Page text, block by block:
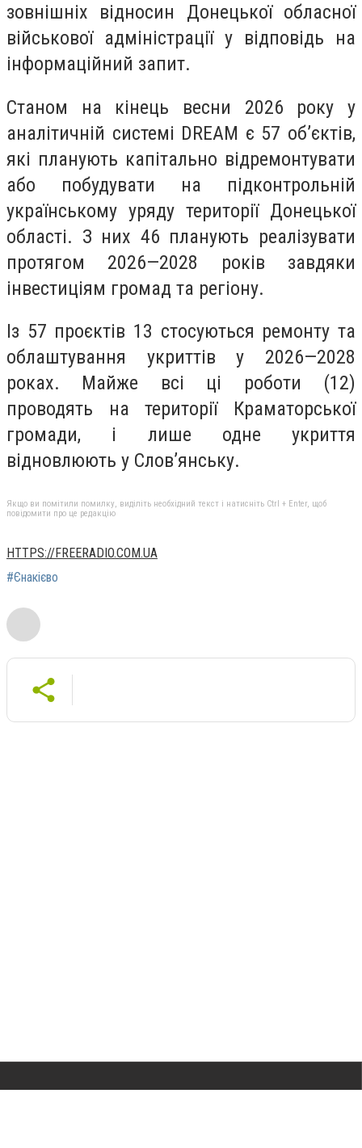
зовнішніх відносин Донецької обласної
військової адміністрації у відповідь на
інформаційний запит.
Станом на кінець весни 2026 року у
аналітичній системі DREAM є 57 об’єктів,
які планують капітально відремонтувати
або побудувати на підконтрольній
українському уряду території Донецької
області. З них 46 планують реалізувати
протягом 2026—2028 років завдяки
інвестиціям громад та регіону.
Із 57 проєктів 13 стосуються ремонту та
облаштування укриттів у 2026—2028
роках. Майже всі ці роботи (12)
проводять на території Краматорської
громади, і лише одне укриття
відновлюють у Слов’янську.
Якщо ви помітили помилку, виділіть необхідний текст і натисніть Ctrl + Enter, щоб
повідомити про це редакцію
HTTPS://FREERADIO.COM.UA
#Єнакієво